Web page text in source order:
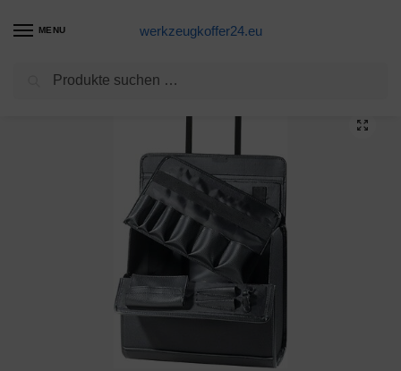
MENU werkzeugkoffer24.eu
Werkzeugtrolley Produkte